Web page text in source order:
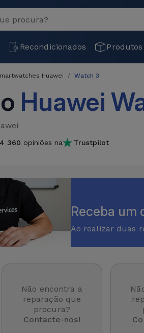
Recondicionados Produtos
Huawei Watch 3
Huawei
360 opiniões na Trustpilot
Receba um
Ao realizar duas
Não encontra a
reparação que
procura?
Contacte-nos!